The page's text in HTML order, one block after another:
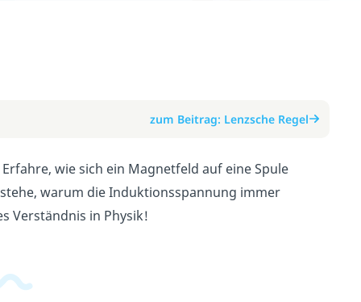
zum Beitrag: Lenzsche Regel
wie sich ein Magnetfeld auf eine Spule
warum die Induktionsspannung immer
Verständnis in Physik!